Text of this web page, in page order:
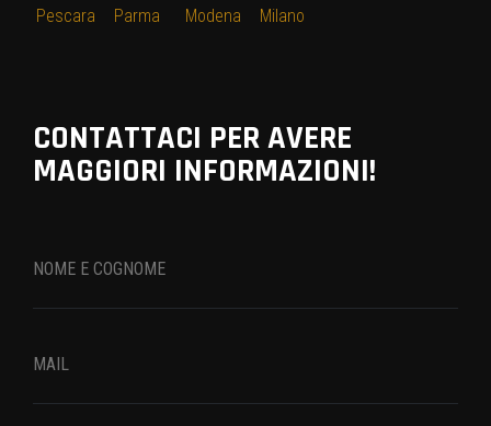
Pescara
Parma
Modena
Milano
CONTATTACI PER AVERE
MAGGIORI INFORMAZIONI!